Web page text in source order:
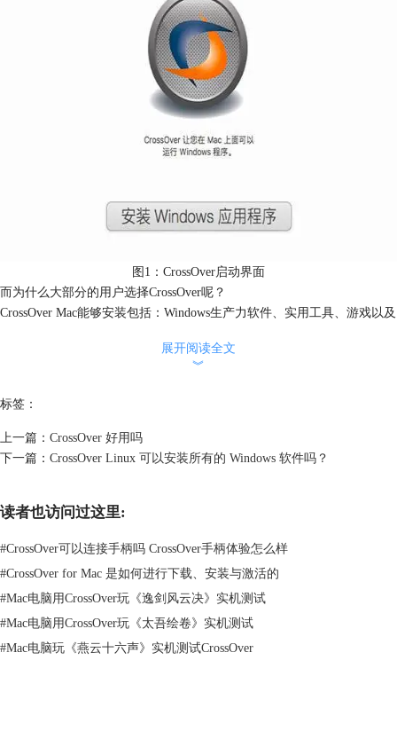
图1：CrossOver启动界面
而为什么大部分的用户选择CrossOver呢？
CrossOver Mac能够安装包括：Windows生产力软件、实用工具、游戏以及
贴系统、快捷键等，让你可以随时随地使用Windows软件。
捷。
而且，与其他两个方法相比较来说，CrossOver价格更低，性能更快，无
需安装虚拟机，无论您是Mac还是Linux系统，都可以成功安装Windows软
中有任何疑问都可与在线客服交流沟通，目前正处于CrossOver新品上线
文章内容为原创，转载请注明出处：
http://www.crossoverchina.com/news/mac-fs.html
展开阅读全文
︾
标签：
上一篇： CrossOver 好用吗
下一篇： CrossOver Linux 可以安装所有的 Windows 软件吗？
读者也访问过这里:
#CrossOver可以连接手柄吗 CrossOver手柄体验怎么样
#CrossOver for Mac 是如何进行下载、安装与激活的
#Mac电脑用CrossOver玩《逸剑风云决》实机测试
#Mac电脑用CrossOver玩《太吾绘卷》实机测试
#Mac电脑玩《燕云十六声》实机测试CrossOver